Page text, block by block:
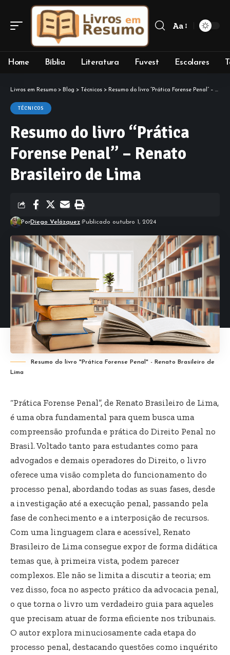
Font
Aa
Home Bíblia Literatura Fuvest Escolares
Livros em Resumo > Blog > Técnicos > Resumo do livro “Prática Forense Penal” – Renato Brasileiro de Lima
TÉCNICOS
Resumo do livro “Prática
Forense Penal” – Renato
Brasileiro de Lima
PorDiego Velázquez Publicado outubro 1, 2024
Resumo do livro "Prática Forense Penal" - Renato Brasileiro de
Lima
“Prática Forense Penal”, de Renato Brasileiro de Lima,
é uma obra fundamental para quem busca uma
compreensão profunda e prática do Direito Penal no
Brasil. Voltado tanto para estudantes como para
advogados e demais operadores do Direito, o livro
oferece uma visão completa do funcionamento do
processo penal, abordando todas as suas fases, desde
a investigação até a execução penal, passando pela
fase de conhecimento e a interposição de recursos.
Com uma linguagem clara e acessível, Renato
Brasileiro de Lima consegue expor de forma didática
temas que, à primeira vista, podem parecer
complexos. Ele não se limita a discutir a teoria; em
vez disso, foca no aspecto prático da advocacia penal,
o que torna o livro um verdadeiro guia para aqueles
que precisam atuar de forma eficiente nos tribunais.
O autor explora minuciosamente cada etapa do
processo penal, destacando questões como inquérito